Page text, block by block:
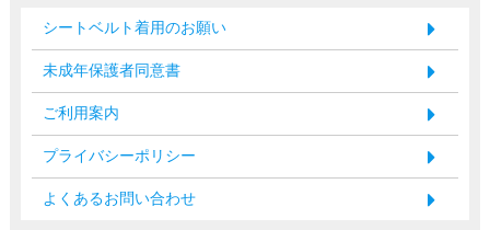
シートベルト着用のお願い
未成年保護者同意書
ご利用案内
プライバシーポリシー
よくあるお問い合わせ